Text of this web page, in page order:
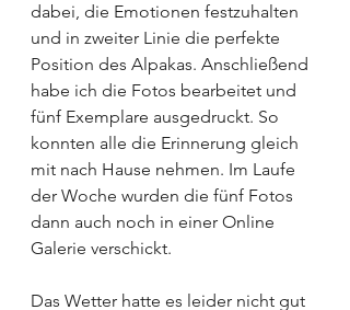
dabei, die Emotionen festzuhalten
und in zweiter Linie die perfekte
Position des Alpakas. Anschließend
habe ich die Fotos bearbeitet und
fünf Exemplare ausgedruckt. So
konnten alle die Erinnerung gleich
mit nach Hause nehmen. Im Laufe
der Woche wurden die fünf Fotos
dann auch noch in einer Online
Galerie verschickt.
Das Wetter hatte es leider nicht gut